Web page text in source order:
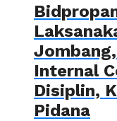
Internal
Disiplin,
Pidana